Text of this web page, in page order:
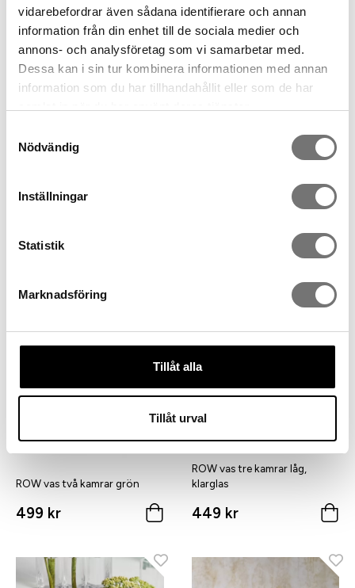
vidarebefordrar även sådana identifierare och annan
information från din enhet till de sociala medier och
annons- och analysföretag som vi samarbetar med.
Dessa kan i sin tur kombinera informationen med annan
information som du har tillhandahållit eller som de har
Nödvändig
Inställningar
Statistik
Marknadsföring
Tillåt alla
Tillåt urval
399 kr
ROW vas två kamrar grön
499 kr
ROW vas tre kamrar låg,
klarglas
449 kr